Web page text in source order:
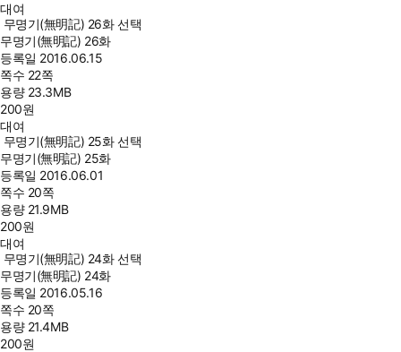
대여
무명기(無明記) 26화 선택
무명기(無明記) 26화
등록일 2016.06.15
쪽수 22쪽
용량 23.3MB
200원
대여
무명기(無明記) 25화 선택
무명기(無明記) 25화
등록일 2016.06.01
쪽수 20쪽
용량 21.9MB
200원
대여
무명기(無明記) 24화 선택
무명기(無明記) 24화
등록일 2016.05.16
쪽수 20쪽
용량 21.4MB
200원